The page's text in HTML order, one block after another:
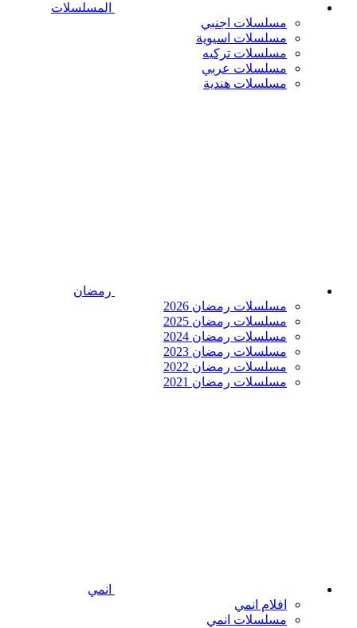
المسلسلات
مسلسلات اجنبي
مسلسلات اسيوية
مسلسلات تركيه
مسلسلات عربي
مسلسلات هندية
رمضان
مسلسلات رمضان 2026
مسلسلات رمضان 2025
مسلسلات رمضان 2024
مسلسلات رمضان 2023
مسلسلات رمضان 2022
مسلسلات رمضان 2021
انمي
افلام انمي
مسلسلات انمي